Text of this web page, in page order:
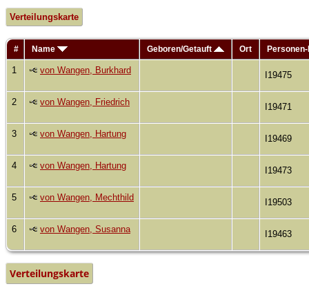
Verteilungskarte
# Name Geboren/Getauft Ort
1 von Wangen, Burkhard I19475
2 von Wangen, Friedrich I19471
3 von Wangen, Hartung I19469
4 von Wangen, Hartung I19473
5 von Wangen, Mechthild I19503
6 von Wangen, Susanna I19463
Verteilungskarte